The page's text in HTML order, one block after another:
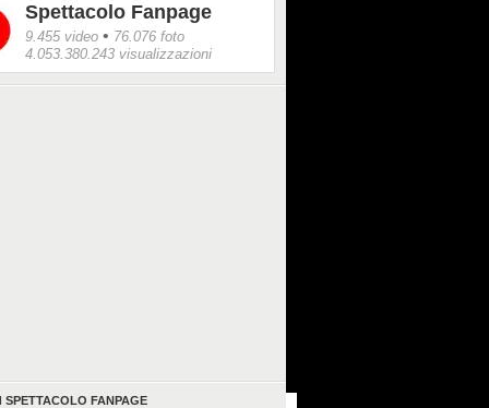
Spettacolo Fanpage
9.455 video • 76.076 foto
4.053.380.243 visualizzazioni
SPETTACOLO FANPAGE